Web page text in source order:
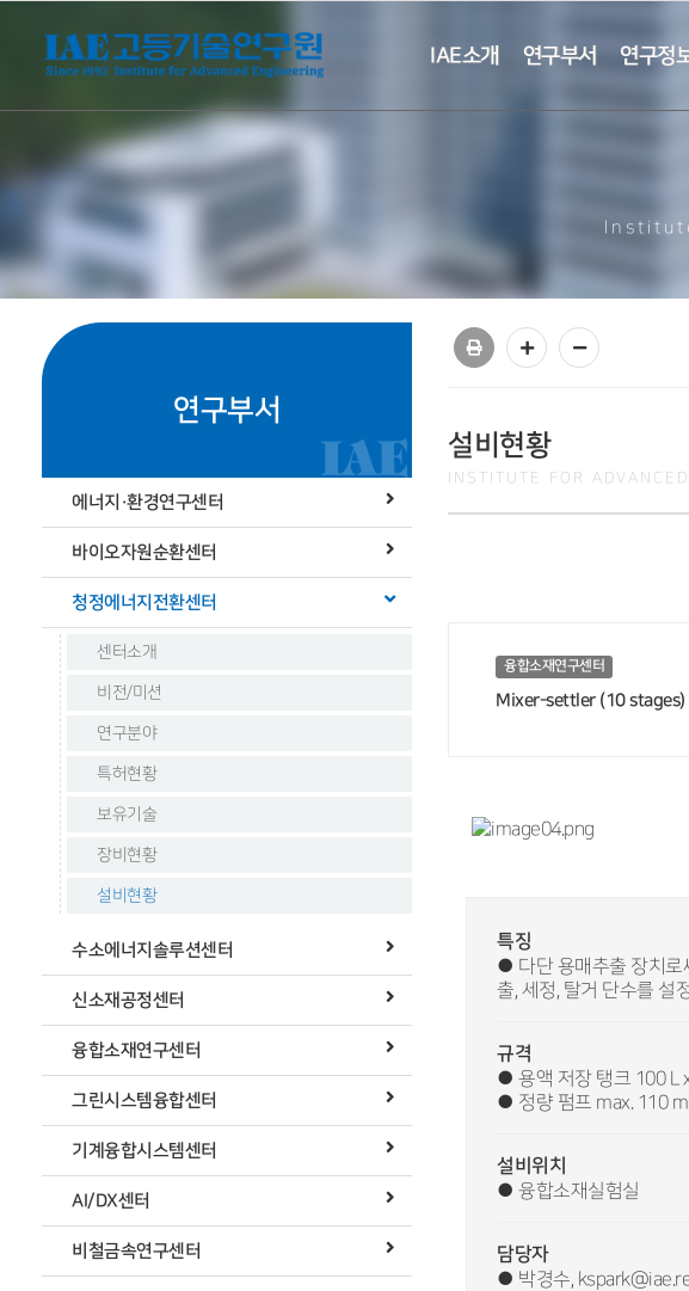
IAE소개 연구부서 연구정
연구부서
에너지·환경연구센터
바이오자원순환센터
청정에너지전환센터
센터소개
비전/미션
연구분야
특허현황
보유기술
장비현황
설비현황
수소에너지솔루션센터
신소재공정센터
융합소재연구센터
그린시스템융합센터
기계융합시스템센터
AI/DX센터
비철금속연구센터
설비현황
INSTITUTE FOR
융합소재연구센터
Mixer-settler (10 stages)
특징
● 다단 용매추출 장치로
출, 세정, 탈거 단수를 설
규격
● 용액 저장 탱크 100 L
● 정량 펌프 max. 110
설비위치
● 융합소재실험실
담당자
● 박경수,